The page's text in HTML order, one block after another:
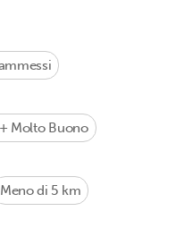
Molto Buono
Meno di 5 km